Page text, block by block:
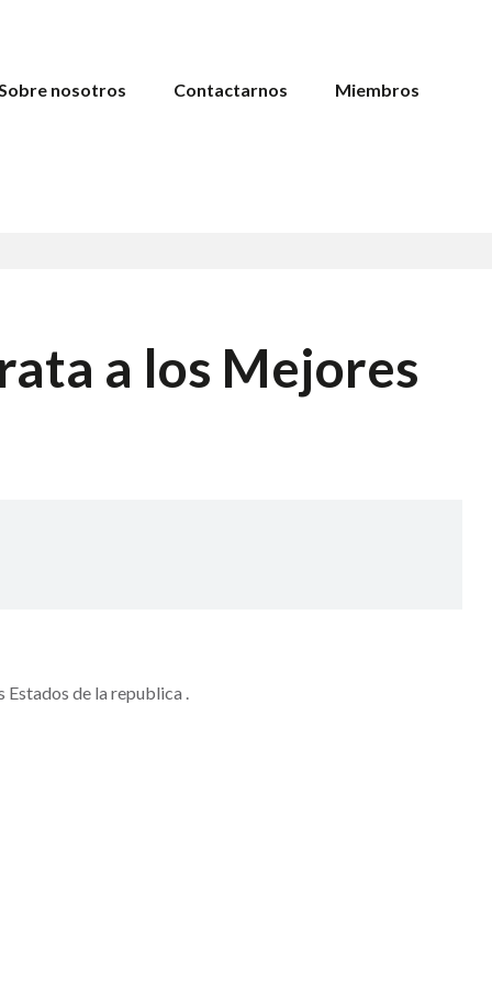
nosotros Contactarnos Miembros
a los Mejores
Estados de la republica .